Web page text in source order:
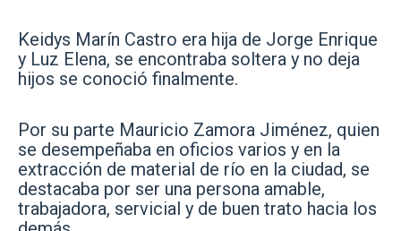
Keidys Marín Castro era hija de Jorge Enrique
y Luz Elena, se encontraba soltera y no deja
hijos se conoció finalmente.
Por su parte Mauricio Zamora Jiménez, quien
se desempeñaba en oficios varios y en la
extracción de material de río en la ciudad, se
destacaba por ser una persona amable,
trabajadora, servicial y de buen trato hacia los